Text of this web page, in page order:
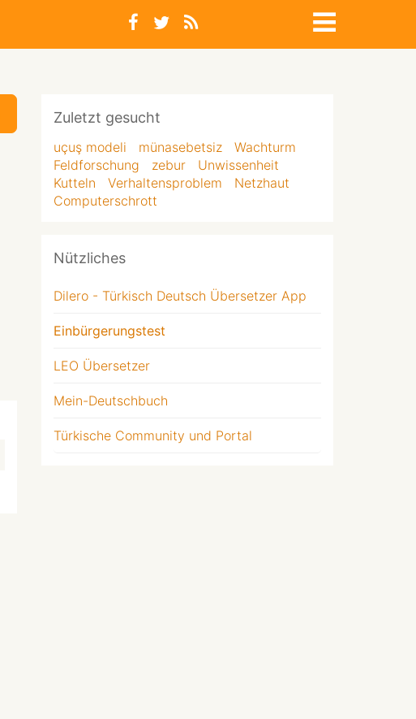
Zuletzt gesucht
uçuş modeli münasebetsiz
Wachturm
Feldforschung
zebur
Unwissenheit
Kutteln
Verhaltensproblem
Netzhaut
Computerschrott
Nützliches
Dilero - Türkisch Deutsch Übersetzer App
Einbürgerungstest
LEO Übersetzer
Mein-Deutschbuch
Türkische Community und Portal